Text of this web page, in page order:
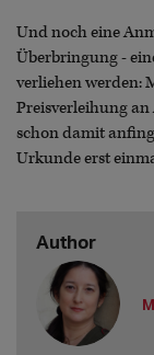
Und noch eine
Überbringung -
verliehen werden:
Preisverleihung an
schon damit
Urkunde erst
Author